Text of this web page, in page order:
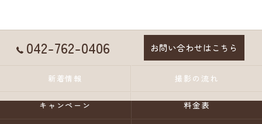
042-762-0406 お問い合わせはこちら
新着情報 撮影の流れ
キャンペーン 料金表